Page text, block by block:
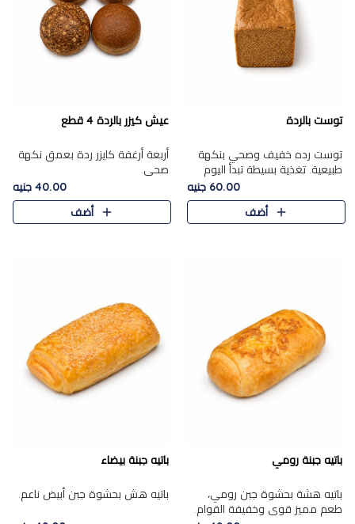
توست بالردة
توست رده خفيف وصحي بنكهة
طبيعية. تغذية بسيطة تبدأ اليوم
60.00 جنيه
أضف
عيش كيزر بالردة 4 قطع
أربعة أرغفة كايزر ردة بعمق نكهة
صحي.
40.00 جنيه
أضف
باتيه جبنة رومي
باتيه هشة بحشوة جبن رومي،
طعم مميز قوي وخفيفة القوام.
باتيه جبنة بيضاء
باتيه هش بحشوة جبن أبيض ناعم.